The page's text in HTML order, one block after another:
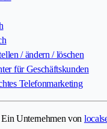
/ ändern / löschen
für Geschäftskunden
Telefonmarketing
Unternehmen von